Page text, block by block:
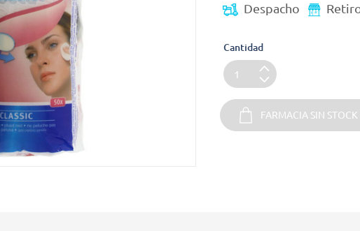
Despacho
Cantidad
FARMACIA SIN STOCK